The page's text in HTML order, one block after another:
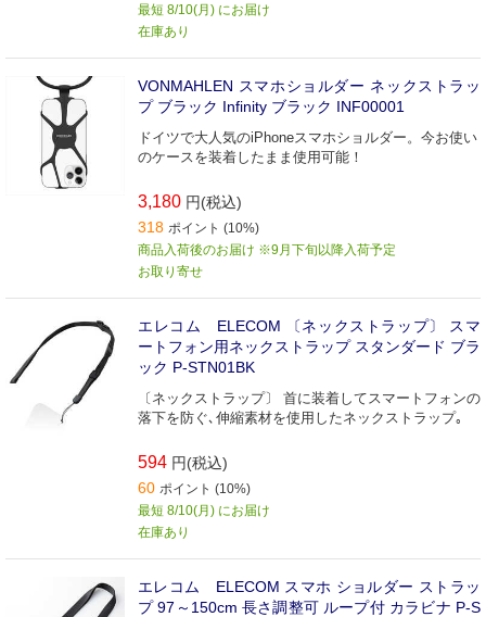
最短 8/10(月) にお届け
在庫あり
VONMAHLEN スマホショルダー ネックストラッ
プ ブラック Infinity ブラック INF00001
ドイツで大人気のiPhoneスマホショルダー。今お使い
のケースを装着したまま使用可能！
3,180 円(税込)
318 ポイント (10%)
商品入荷後のお届け ※9月下旬以降入荷予定
お取り寄せ
エレコム ELECOM 〔ネックストラップ〕 スマ
ートフォン用ネックストラップ スタンダード ブラ
ック P-STN01BK
〔ネックストラップ〕 首に装着してスマートフォンの
落下を防ぐ､伸縮素材を使用したネックストラップ｡
594 円(税込)
60 ポイント (10%)
最短 8/10(月) にお届け
在庫あり
エレコム ELECOM スマホ ショルダー ストラッ
プ 97～150cm 長さ調整可 ループ付 カラビナ P-S